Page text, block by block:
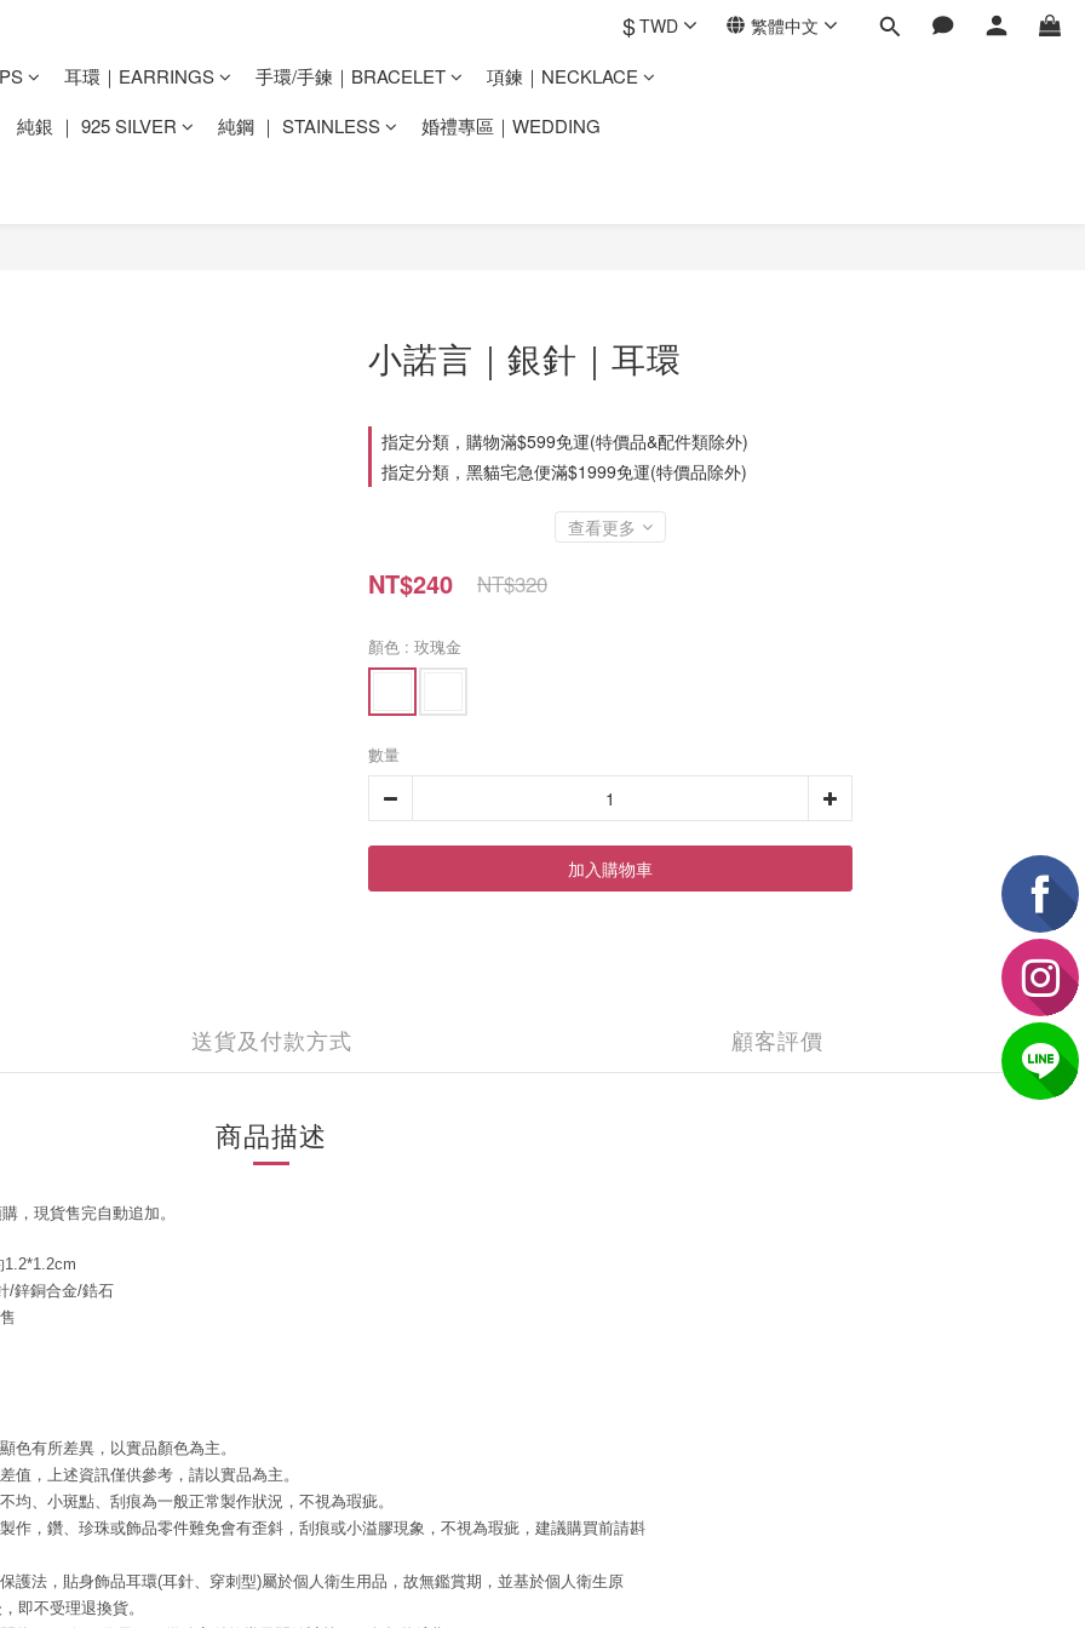
$TWD 繁體中文
耳環｜EARRINGS 手環/手鍊｜BRACELET
項鍊｜NECKLACE
純銀 ｜ 925 SILVER
純鋼 ｜ STAINLESS 婚禮專區｜WEDDING
小諾言｜銀針｜耳環
指定分類，購物滿$599免運(特價品&配件類除外)
指定分類，黑貓宅急便滿$1999免運(特價品除外)
查看更多
NT$240 NT$320
顏色 : 玫瑰金
數量
加入購物車
送貨及付款方式 顧客評價
商品描述
，現貨售完自動追加。
/鋅銅合金/鋯石
色有所差異，以實品顏色為主。
值，上述資訊僅供參考，請以實品為主。
均、小斑點、刮痕為一般正常製作狀況，不視為瑕疵。
作，鑽、珍珠或飾品零件難免會有歪斜，刮痕或小溢膠現象，不視為瑕疵，建議購買前請斟
護法，貼身飾品耳環(耳針、穿刺型)屬於個人衛生用品，故無鑑賞期，並基於個人衛生原
即不受理退換貨。